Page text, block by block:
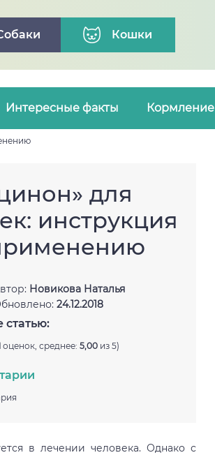
Кошки
Интересные факты Кормление
для
инструкция
Новикова Наталья
24.12.2018
статью:
оценок, среднее: 5,00 из 5)
в лечении человека. Однако с